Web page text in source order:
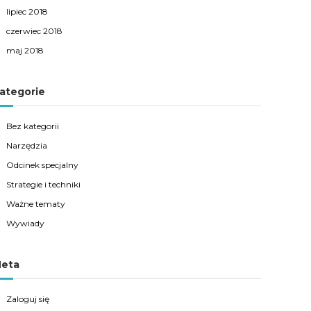
lipiec 2018
czerwiec 2018
maj 2018
Bez kategorii
Narzędzia
Odcinek specjalny
Strategie i techniki
Ważne tematy
Wywiady
Zaloguj się